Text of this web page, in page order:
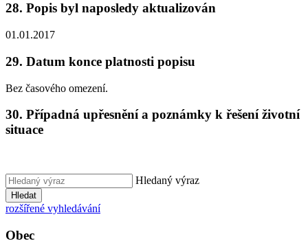
28. Popis byl naposledy aktualizován
01.01.2017
29. Datum konce platnosti popisu
Bez časového omezení.
30. Případná upřesnění a poznámky k řešení životní
situace
Hledaný výraz
Hledat
rozšířené vyhledávání
Obec